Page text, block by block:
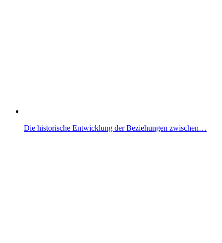
Die historische Entwicklung der Beziehungen zwischen…